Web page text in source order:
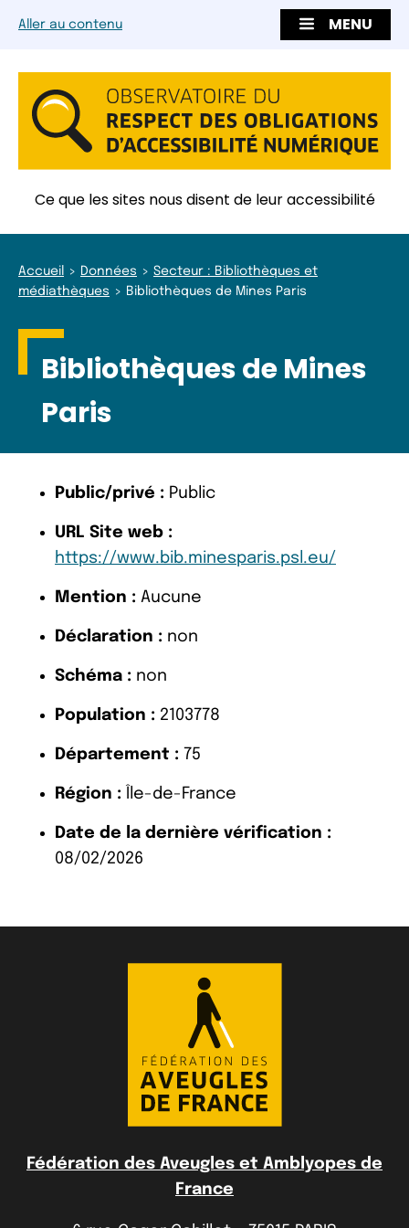
Aller au contenu MENU
Ce que les sites nous disent de leur accessibilité
Accueil Données
Secteur : Bibliothèques et
médiathèques
Bibliothèques de Mines Paris
Bibliothèques de Mines
Paris
Public/privé : Public
URL Site web :
https://www.bib.minesparis.psl.eu/
Mention : Aucune
Déclaration : non
Schéma : non
Population : 2103778
Département : 75
Région : Île-de-France
Date de la dernière vérification :
08/02/2026
Fédération des Aveugles et Amblyopes de
France